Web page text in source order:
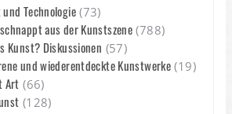
Technologie(73)
aus der Kunstszene (788)
Kunst? Diskussionen (57)
und wiederentdeckte Kunstwerke (19)
Art (66)
(128)